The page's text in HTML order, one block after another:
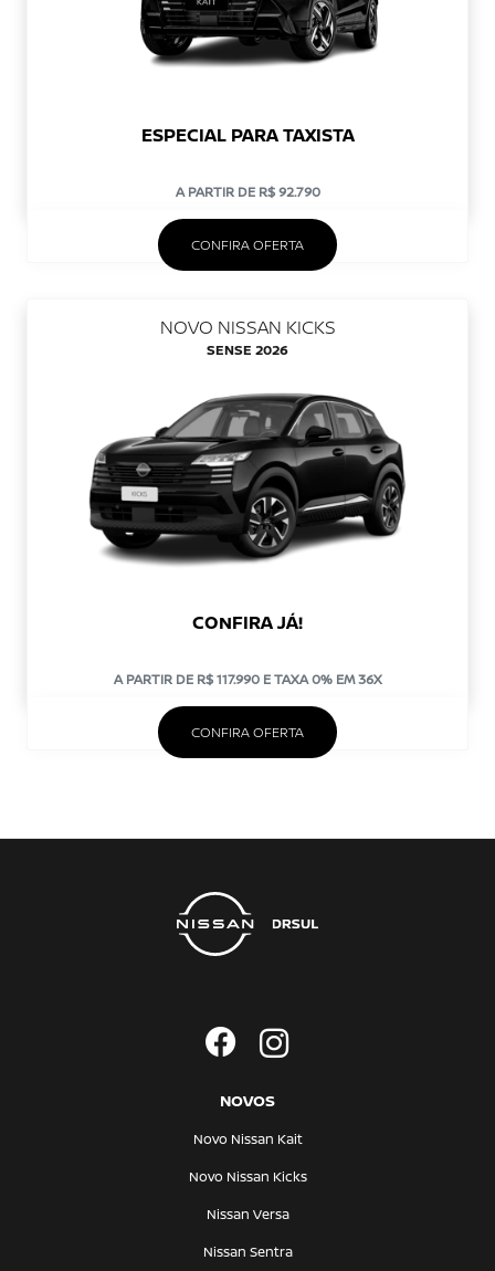
ESPECIAL PARA TAXISTA
A PARTIR DE R$ 92.790
CONFIRA OFERTA
NOVO NISSAN KICKS
SENSE 2026
CONFIRA JÁ!
A PARTIR DE R$ 117.990 E TAXA 0% EM 36X
CONFIRA OFERTA
NOVOS
Novo Nissan Kait
Novo Nissan Kicks
Nissan Versa
Nissan Sentra